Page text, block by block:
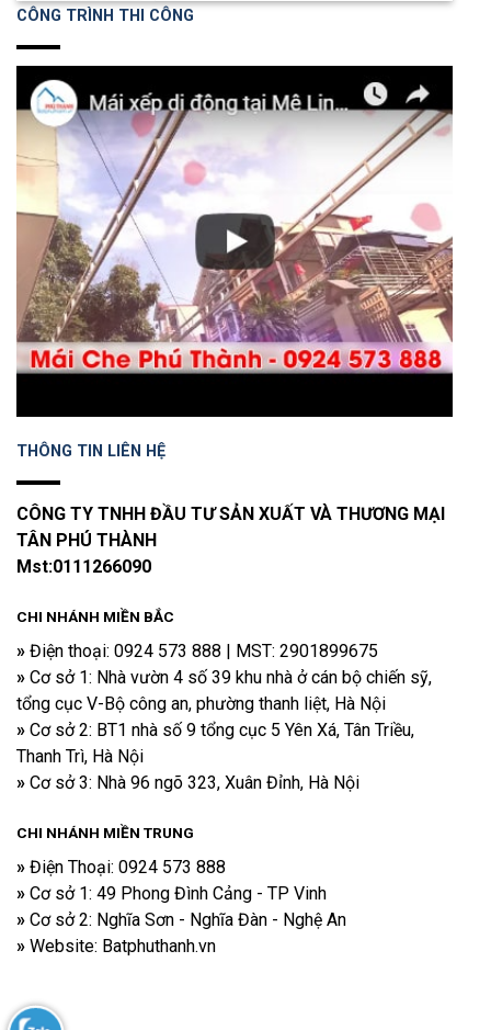
CÔNG TRÌNH THI CÔNG
THÔNG TIN LIÊN HỆ
CÔNG TY TNHH ĐẦU TƯ SẢN XUẤT VÀ THƯƠNG MẠI
TÂN PHÚ THÀNH
Mst:0111266090
CHI NHÁNH MIỀN BẮC
»Điện thoại​: 0924 573 888 | MST: 2901899675
»Cơ sở 1: Nhà vườn 4 số 39 khu nhà ở cán bộ chiến sỹ,
tổng cục V-Bộ công an, phường thanh liệt, Hà Nội
»Cơ sở 2: BT1 nhà số 9 tổng cục 5 Yên Xá, Tân Triều,
Thanh Trì, Hà Nội
»Cơ sở 3: Nhà 96 ngõ 323, Xuân Đỉnh, Hà Nội
CHI NHÁNH MIỀN TRUNG
»Điện Thoại: 0924 573 888
»Cơ sở 1: 49 Phong Đình Cảng - TP Vinh
»Cơ sở 2: Nghĩa Sơn - Nghĩa Đàn - Nghệ An
»Website: Batphuthanh.vn